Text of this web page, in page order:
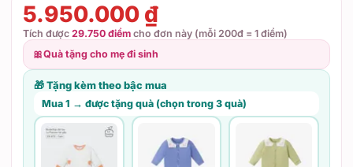
5.950.000 ₫
Tích được 29.750 điểm cho đơn này (mỗi 200đ = 1 điểm)
🎀Quà tặng cho mẹ đi sinh
🎁 Tặng kèm theo bậc mua
Mua 1 → được tặng quà (chọn trong 3 quà)